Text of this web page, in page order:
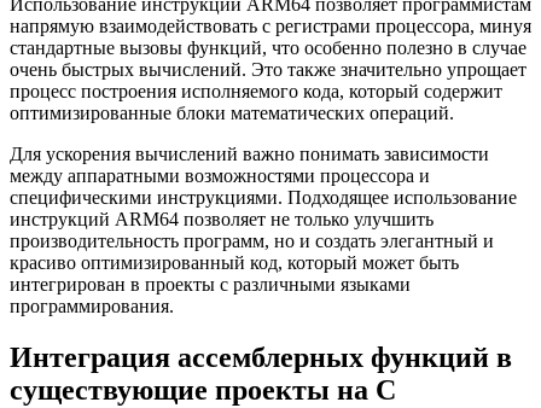
Использование инструкций ARM64 позволяет программистам
напрямую взаимодействовать с регистрами процессора, минуя
стандартные вызовы функций, что особенно полезно в случае
очень быстрых вычислений. Это также значительно упрощает
процесс построения исполняемого кода, который содержит
оптимизированные блоки математических операций.
Для ускорения вычислений важно понимать зависимости
между аппаратными возможностями процессора и
специфическими инструкциями. Подходящее использование
инструкций ARM64 позволяет не только улучшить
производительность программ, но и создать элегантный и
красиво оптимизированный код, который может быть
интегрирован в проекты с различными языками
программирования.
Интеграция ассемблерных функций в
существующие проекты на С